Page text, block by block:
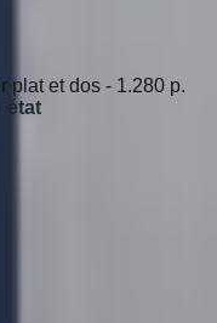
plat et dos - 1.280 p.
état